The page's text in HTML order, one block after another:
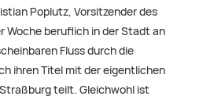
Poplutz, Vorsitzender des
Woche beruflich in der Stadt an
Fluss durch die
ihren Titel mit der eigentlichen
teilt. Gleichwohl ist